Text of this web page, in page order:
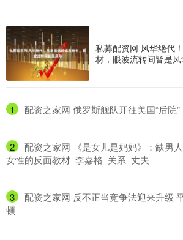
私募配资网 风华绝代
材，眼波流转间皆是
1 配资之家网 俄罗斯舰队开往美国“后院
2
配资之家网 《是女儿是妈妈》：缺男
女性的反面教材_李嘉格_关系_丈夫
3
配资之家网 反不正当竞争法迎来升级
顿